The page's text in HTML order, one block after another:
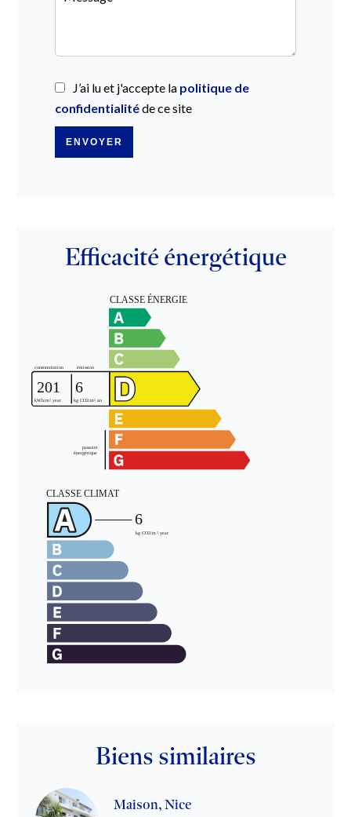
J’ai lu et j'accepte la politique de
confidentialitéde ce site
ENVOYER
Efficacité énergétique
Biens similaires
Maison, Nice